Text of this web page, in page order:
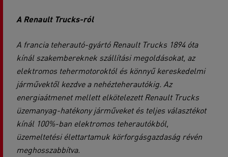
A Renault Trucks-ról
A francia teherautó-gyártó Renault Trucks 1894 óta
kínál szakembereknek szállítási megoldásokat, az
elektromos tehermotoroktól és könnyű kereskedelmi
járművektől kezdve a nehézteherautókig. Az
energiaátmenet mellett elkötelezett Renault Trucks
üzemanyag-hatékony járműveket és teljes választékot
kínál 100%-ban elektromos teherautókból,
üzemeltetési élettartamuk körforgásgazdaság révén
meghosszabbítva.